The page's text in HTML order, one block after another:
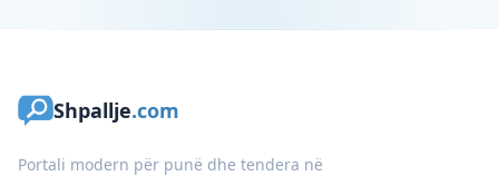
Shpallje.com
Portali modern për punë dhe tendera në